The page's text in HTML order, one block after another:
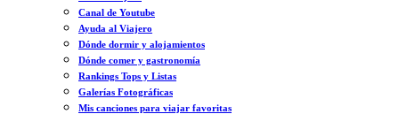
Canal de Youtube
Ayuda al Viajero
Dónde dormir y alojamientos
Dónde comer y gastronomía
Rankings Tops y Listas
Galerías Fotográficas
Mis canciones para viajar favoritas